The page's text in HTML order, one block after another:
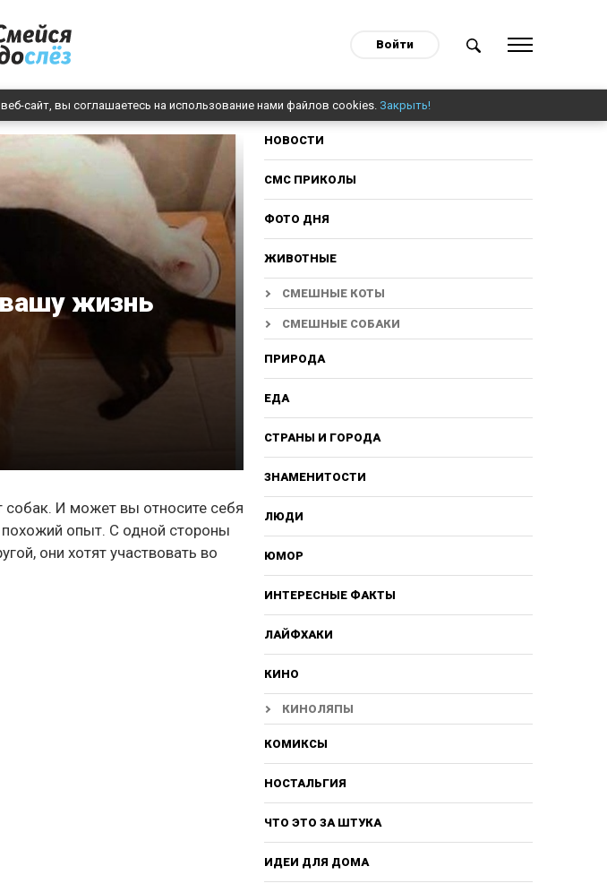
Войти
сайт, вы соглашаетесь на использование нами файлов cookies. Закрыть!
жизнь
собак. И может вы относите себя
опыт. С одной стороны
они хотят участвовать во
НОВОСТИ
СМС ПРИКОЛЫ
ФОТО ДНЯ
ЖИВОТНЫЕ
СМЕШНЫЕ КОТЫ
СМЕШНЫЕ СОБАКИ
ПРИРОДА
ЕДА
СТРАНЫ И ГОРОДА
ЗНАМЕНИТОСТИ
ЛЮДИ
ЮМОР
ИНТЕРЕСНЫЕ ФАКТЫ
ЛАЙФХАКИ
КИНО
КИНОЛЯПЫ
КОМИКСЫ
НОСТАЛЬГИЯ
ЧТО ЭТО ЗА ШТУКА
ИДЕИ ДЛЯ ДОМА